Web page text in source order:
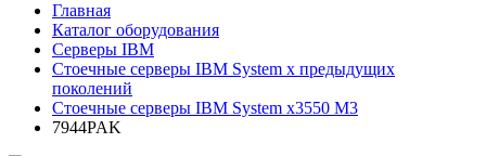
Главная
Каталог оборудования
Серверы IBM
Стоечные серверы IBM System x предыдущих
поколений
Стоечные серверы IBM System x3550 M3
7944PAK